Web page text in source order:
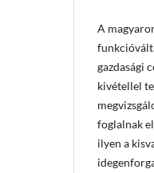
A
gazdasági
kivétellel
foglalnak
ilyen a